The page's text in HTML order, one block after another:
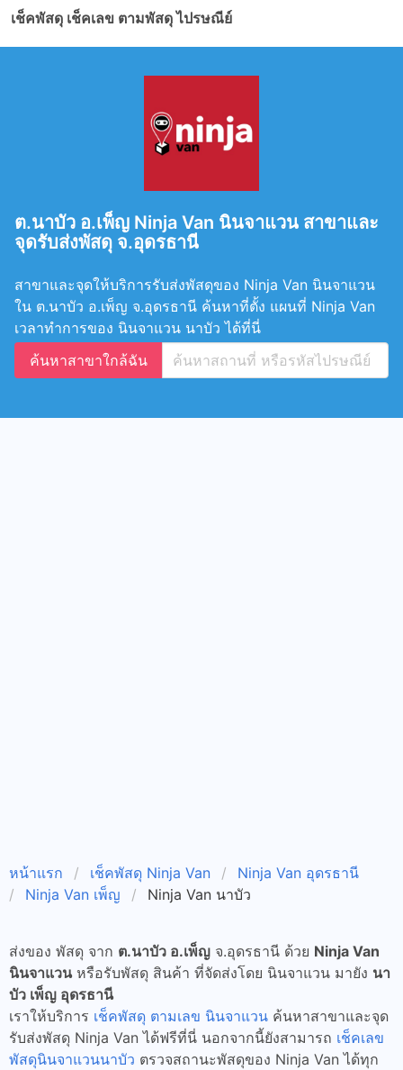
เช็คพัสดุ เช็คเลข ตามพัสดุ ไปรษณีย์
ต.นาบัว อ.เพ็ญ Ninja Van นินจาแวน สาขาและ
จุดรับส่งพัสดุ จ.อุดรธานี
สาขาและจุดให้บริการรับส่งพัสดุของ Ninja Van นินจาแวน
ใน ต.นาบัว อ.เพ็ญ จ.อุดรธานี ค้นหาที่ตั้ง แผนที่ Ninja Van
เวลาทำการของ นินจาแวน นาบัว ได้ที่นี่
ค้นหาสาขาใกล้ฉัน
หน้าแรก เช็คพัสดุ Ninja Van
Ninja Van อุดรธานี
Ninja Van เพ็ญ
Ninja Van นาบัว
ส่งของ พัสดุ จาก ต.นาบัว อ.เพ็ญ จ.อุดรธานี ด้วย Ninja Van
นินจาแวนหรือรับพัสดุ สินค้า ที่จัดส่งโดย นินจาแวน มายัง นา
บัว เพ็ญ อุดรธานี
เราให้บริการ เช็คพัสดุ ตามเลข นินจาแวน ค้นหาสาขาและจุด
รับส่งพัสดุ Ninja Van ได้ฟรีที่นี่ นอกจากนี้ยังสามารถ เช็คเลข
พัสดุนินจาแวนนาบัว ตรวจสถานะพัสดุของ Ninja Van ได้ทุก